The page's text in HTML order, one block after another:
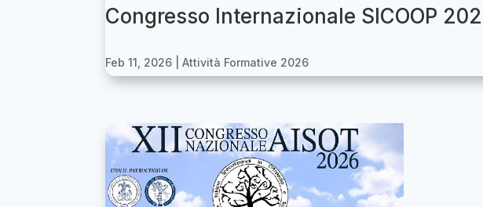
Congresso Internazionale SICOOP
Feb 11, 2026 |Attività Formative 2026